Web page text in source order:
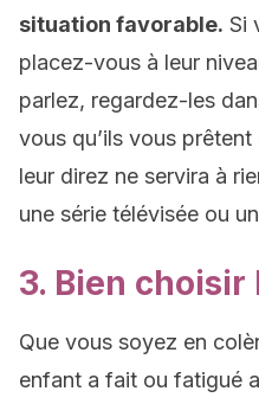
situation favorable. Si
placez-vous à leur
parlez, regardez-les
vous qu’ils vous
leur direz ne servira à
une série télévisée ou
3. Bien
Que vous soyez en
enfant a fait ou fatigué